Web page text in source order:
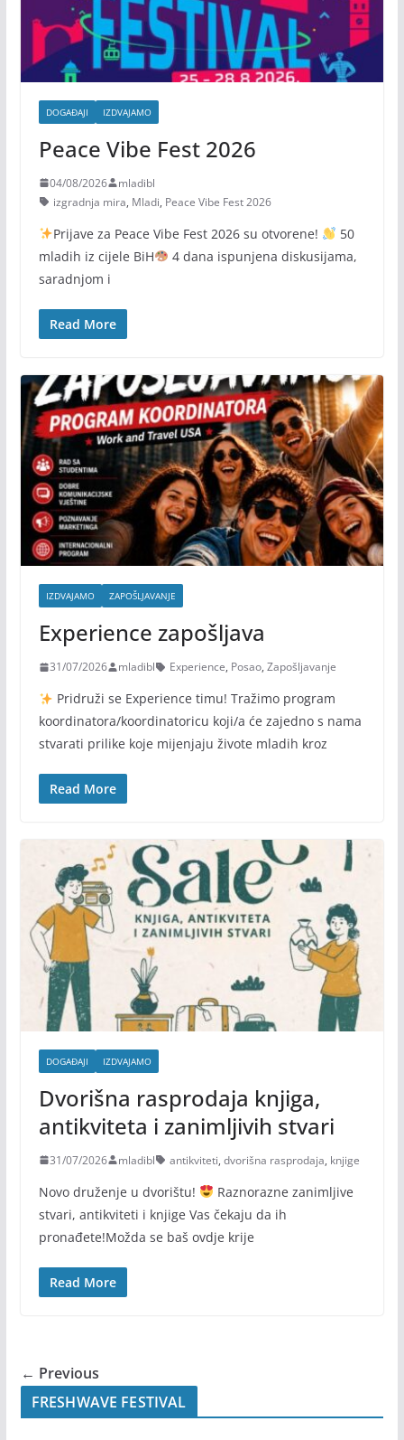
DOGAĐAJI IZDVAJAMO
Peace Vibe Fest 2026
04/08/2026
mladibl
izgradnja mira, Mladi, Peace Vibe Fest 2026
Prijave za Peace Vibe Fest 2026 su otvorene!
50
mladih iz cijele BiH
4 dana ispunjena diskusijama,
saradnjom i
Read More
IZDVAJAMO ZAPOŠLJAVANJE
Experience zapošljava
31/07/2026 mladibl Experience, Posao, Zapošljavanje
Pridruži se Experience timu! Tražimo program
koordinatora/koordinatoricu koji/a će zajedno s nama
stvarati prilike koje mijenjaju živote mladih kroz
Read More
DOGAĐAJI IZDVAJAMO
Dvorišna rasprodaja knjiga,
antikviteta i zanimljivih stvari
31/07/2026 mladibl antikviteti, dvorišna rasprodaja, knjige
Novo druženje u dvorištu!
Raznorazne zanimljive
stvari, antikviteti i knjige Vas čekaju da ih
pronađete!Možda se baš ovdje krije
Read More
← Previous
FRESHWAVE FESTIVAL